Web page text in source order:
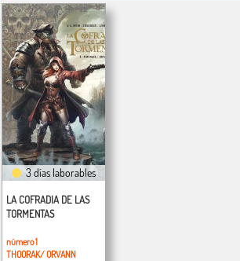
3 días laborables
LA COFRADIA DE LAS
TORMENTAS
número 1
THOORAK/ ORVANN